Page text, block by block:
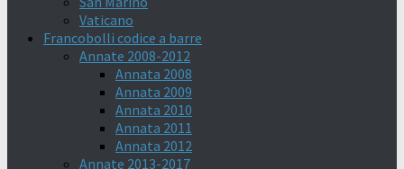
Vaticano
Francobolli codice a barre
Annate 2008-2012
Annata 2008
Annata 2009
Annata 2010
Annata 2011
Annata 2012
Annate 2013-2017